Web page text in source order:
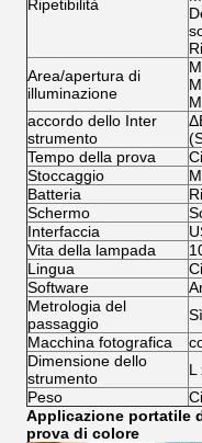
Ripetibilità
Area/apertura di
illuminazione
accordo dello Inter
strumento
Tempo della prova
Stoccaggio
Batteria
Schermo
Interfaccia
Vita della lampada
Lingua
Software
Metrologia del
passaggio
Macchina fotografica
Dimensione dello
strumento
L
Peso
Applicazione portatile
prova di colore